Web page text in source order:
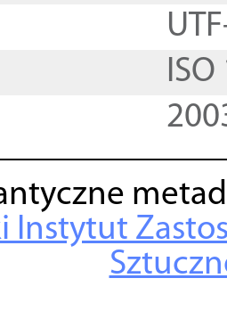
Instytut